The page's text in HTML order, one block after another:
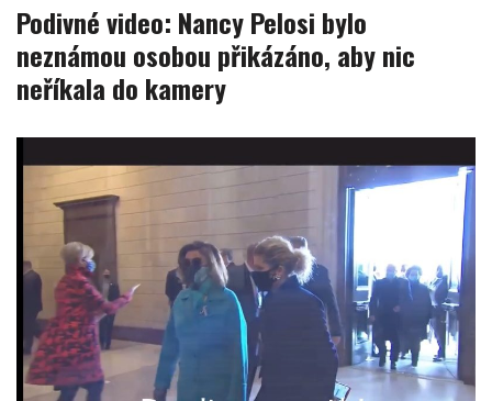
Podivné video: Nancy Pelosi bylo
neznámou osobou přikázáno, aby nic
neříkala do kamery